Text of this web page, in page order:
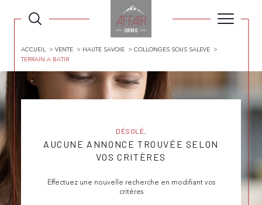
ACCUEIL VENTE HAUTE SAVOIE
COLLONGES SOUS SALEVE
TERRAIN A BATIR
DÉSOLÉ,
AUCUNE ANNONCE TROUVÉE SELON
VOS CRITÈRES
Effectuez une nouvelle recherche en modifiant vos
critères